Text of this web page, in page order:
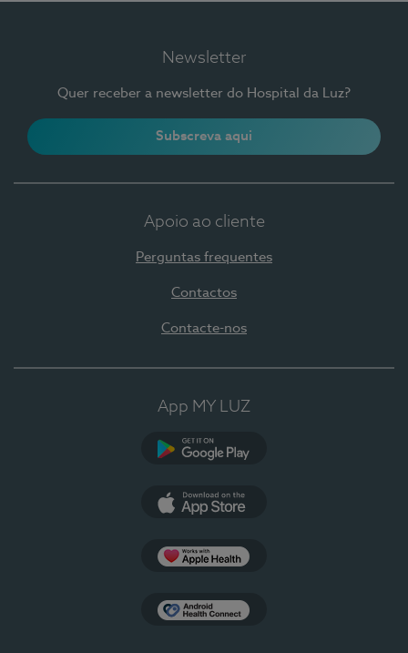
Newsletter
Quer receber a newsletter do Hospital da Luz?
Subscreva aqui
Apoio ao cliente
Perguntas frequentes
Contactos
Contacte-nos
App MY LUZ